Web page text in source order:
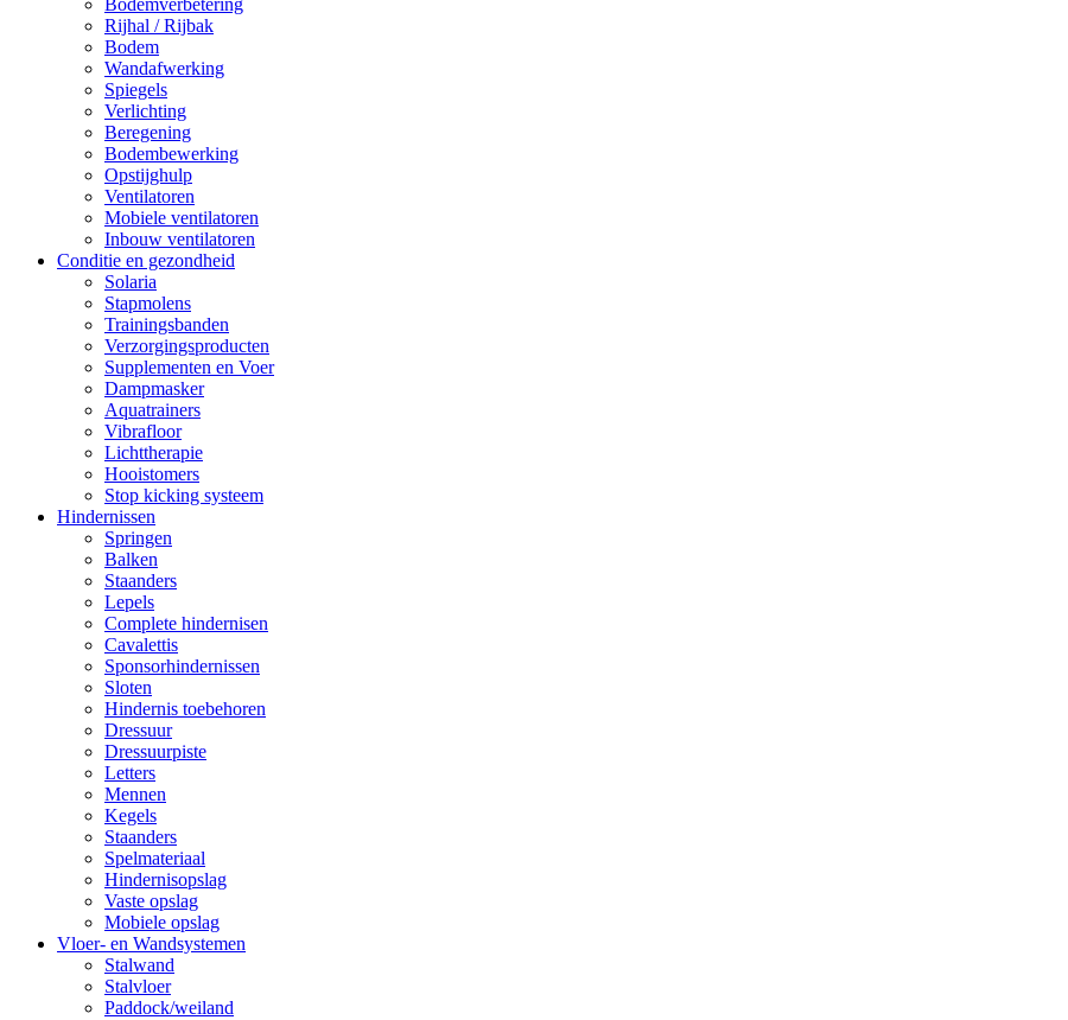
Bodemverbetering
Rijhal / Rijbak
Bodem
Wandafwerking
Spiegels
Verlichting
Beregening
Bodembewerking
Opstijghulp
Ventilatoren
Mobiele ventilatoren
Inbouw ventilatoren
Conditie en gezondheid
Solaria
Stapmolens
Trainingsbanden
Verzorgingsproducten
Supplementen en Voer
Dampmasker
Aquatrainers
Vibrafloor
Lichttherapie
Hooistomers
Stop kicking systeem
Hindernissen
Springen
Balken
Staanders
Lepels
Complete hindernisen
Cavalettis
Sponsorhindernissen
Sloten
Hindernis toebehoren
Dressuur
Dressuurpiste
Letters
Mennen
Kegels
Staanders
Spelmateriaal
Hindernisopslag
Vaste opslag
Mobiele opslag
Vloer- en Wandsystemen
Stalwand
Stalvloer
Paddock/weiland